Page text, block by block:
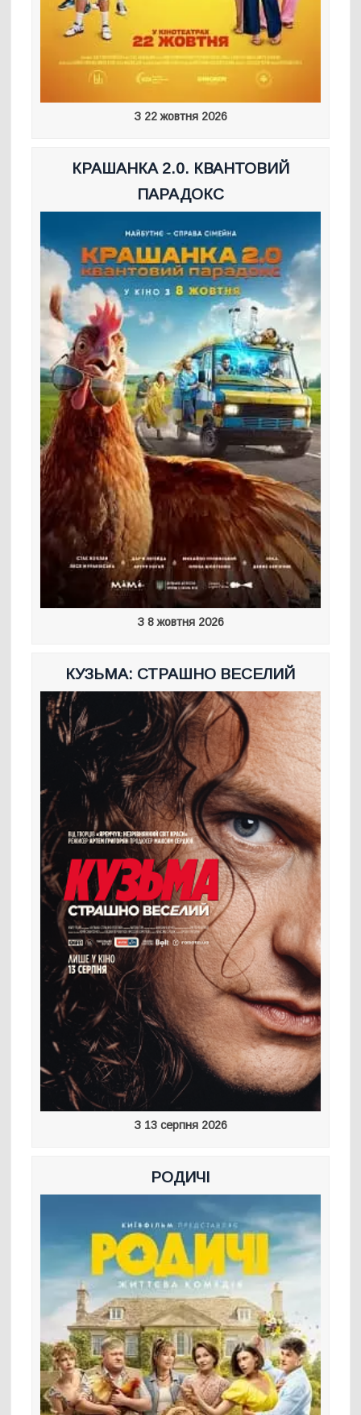
З 22 жовтня 2026
КРАШАНКА 2.0. КВАНТОВИЙ
ПАРАДОКС
З 8 жовтня 2026
КУЗЬМА: СТРАШНО ВЕСЕЛИЙ
З 13 серпня 2026
РОДИЧІ